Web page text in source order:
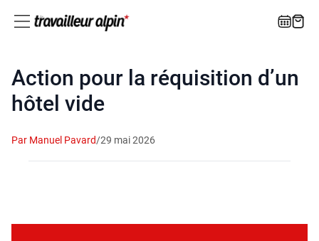
Action pour la réquisition d’un
hôtel vide
Par Manuel Pavard/29 mai 2026